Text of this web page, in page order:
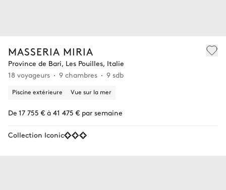
MASSERIA MIRIA
Province de Bari, Les Pouilles, Italie
18 voyageurs
9 chambres 9 sdb
Piscine extérieure Vue sur la mer
De 17 755 € à 41 475 € par semaine
Collection Iconic